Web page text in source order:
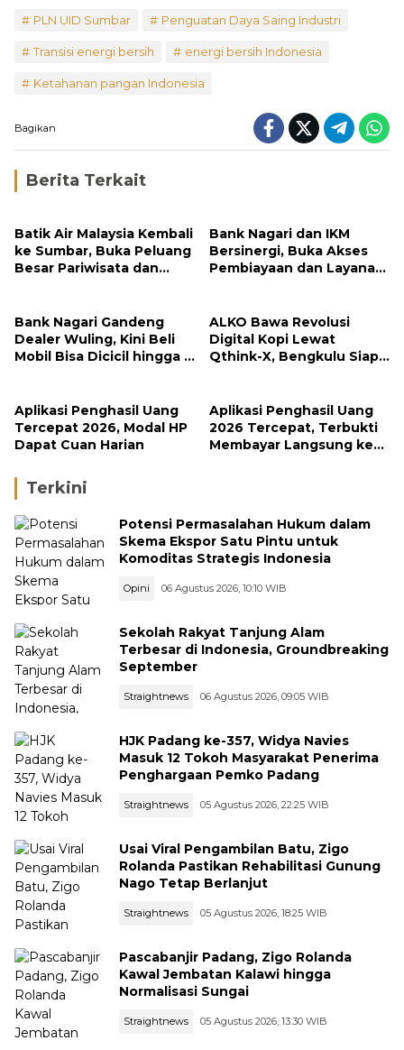
PLN UID Sumbar Penguatan Daya Saing Industri
Transisi energi bersih energi bersih Indonesia
Ketahanan pangan Indonesia
Bagikan
Berita Terkait
Batik Air Malaysia Kembali
ke Sumbar, Buka Peluang
Besar Pariwisata dan
Bank Nagari dan IKM
Bersinergi, Buka Akses
Pembiayaan dan Layanan
Bank Nagari Gandeng
Dealer Wuling, Kini Beli
Mobil Bisa Dicicil hingga 5
ALKO Bawa Revolusi
Digital Kopi Lewat
Qthink-X, Bengkulu Siap
Aplikasi Penghasil Uang
Tercepat 2026, Modal HP
Dapat Cuan Harian
Aplikasi Penghasil Uang
2026 Tercepat, Terbukti
Membayar Langsung ke
Terkini
Potensi Permasalahan Hukum dalam
Skema Ekspor Satu Pintu untuk
Komoditas Strategis Indonesia
Opini 06 Agustus 2026, 10:10 WIB
Sekolah Rakyat Tanjung Alam
Terbesar di Indonesia, Groundbreaking
September
Straightnews 06 Agustus 2026, 09:05 WIB
HJK Padang ke-357, Widya Navies
Masuk 12 Tokoh Masyarakat Penerima
Penghargaan Pemko Padang
Straightnews 05 Agustus 2026, 22:25 WIB
Usai Viral Pengambilan Batu, Zigo
Rolanda Pastikan Rehabilitasi Gunung
Nago Tetap Berlanjut
Straightnews 05 Agustus 2026, 18:25 WIB
Pascabanjir Padang, Zigo Rolanda
Kawal Jembatan Kalawi hingga
Normalisasi Sungai
Straightnews 05 Agustus 2026, 13:30 WIB